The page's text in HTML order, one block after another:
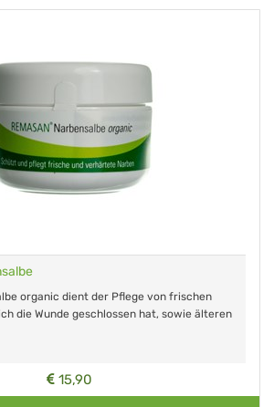
organic dient der Pflege von frischen
die Wunde geschlossen hat, sowie älteren
15,90